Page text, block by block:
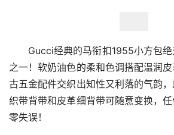
Gucci经典的马衔扣1955小方包
之一！软奶油色的柔和色调搭配温润
古五金配件交织出知性又利落的气韵
织带背带和皮革细背带可随意变换，
零失误！